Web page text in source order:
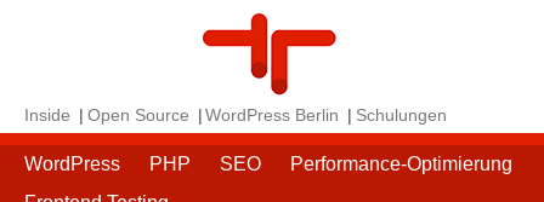
Inside Open Source WordPress Berlin Schulungen
WordPress PHP SEO
Performance-Optimierung